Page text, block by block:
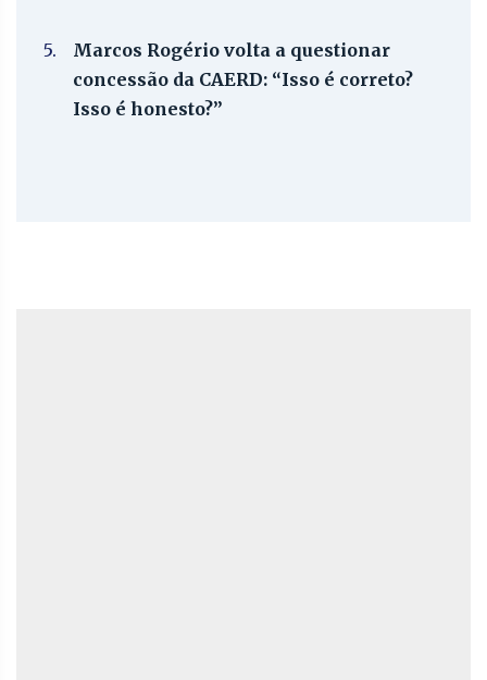
5.
Marcos Rogério volta a questionar
concessão da CAERD: “Isso é correto?
Isso é honesto?”